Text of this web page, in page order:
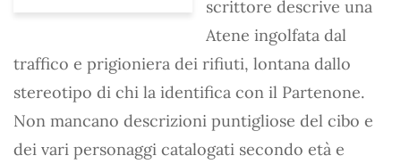
scrittore descrive una
Atene ingolfata dal
traffico e prigioniera dei rifiuti, lontana dallo
stereotipo di chi la identifica con il Partenone.
Non mancano descrizioni puntigliose del cibo e
dei vari personaggi catalogati secondo età e